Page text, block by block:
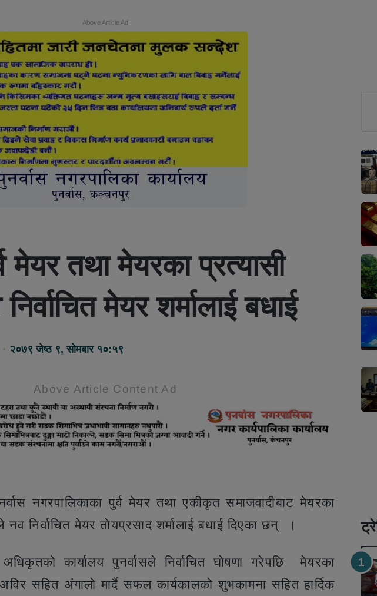
Above Article Ad
मेयर तथा मेयरका प्रत्यासी
निर्वाचित मेयर शर्मालाई बधाई
२०७९ जेष्ठ ९, सोमबार १०:५९
Above Article Content Ad
नगरपालिकाका पुर्व मेयर तथा एकीकृत समाजवादीबाट मेयरका
नव निर्वाचित मेयर तोयप्रसाद शर्मालाई बधाई दिएका छन् ।
अधिकृतको कार्यालय पुनर्वासले निर्वाचित घोषणा गरेपछि मेयरका
सहित अंगालो मार्दै सफल कार्यकालको शुभकामना सहित हार्दिक